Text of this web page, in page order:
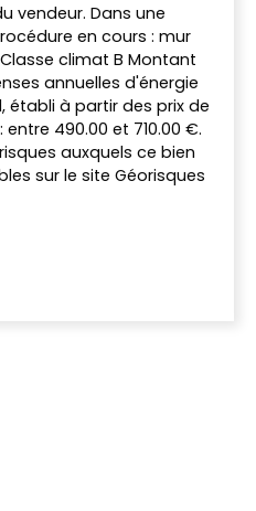
vendeur. Dans une
en cours : mur
climat B Montant
annuelles d'énergie
établi à partir des prix de
entre 490.00 et 710.00 €.
auxquels ce bien
sur le site Géorisques